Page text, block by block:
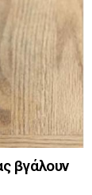
βγάλουν